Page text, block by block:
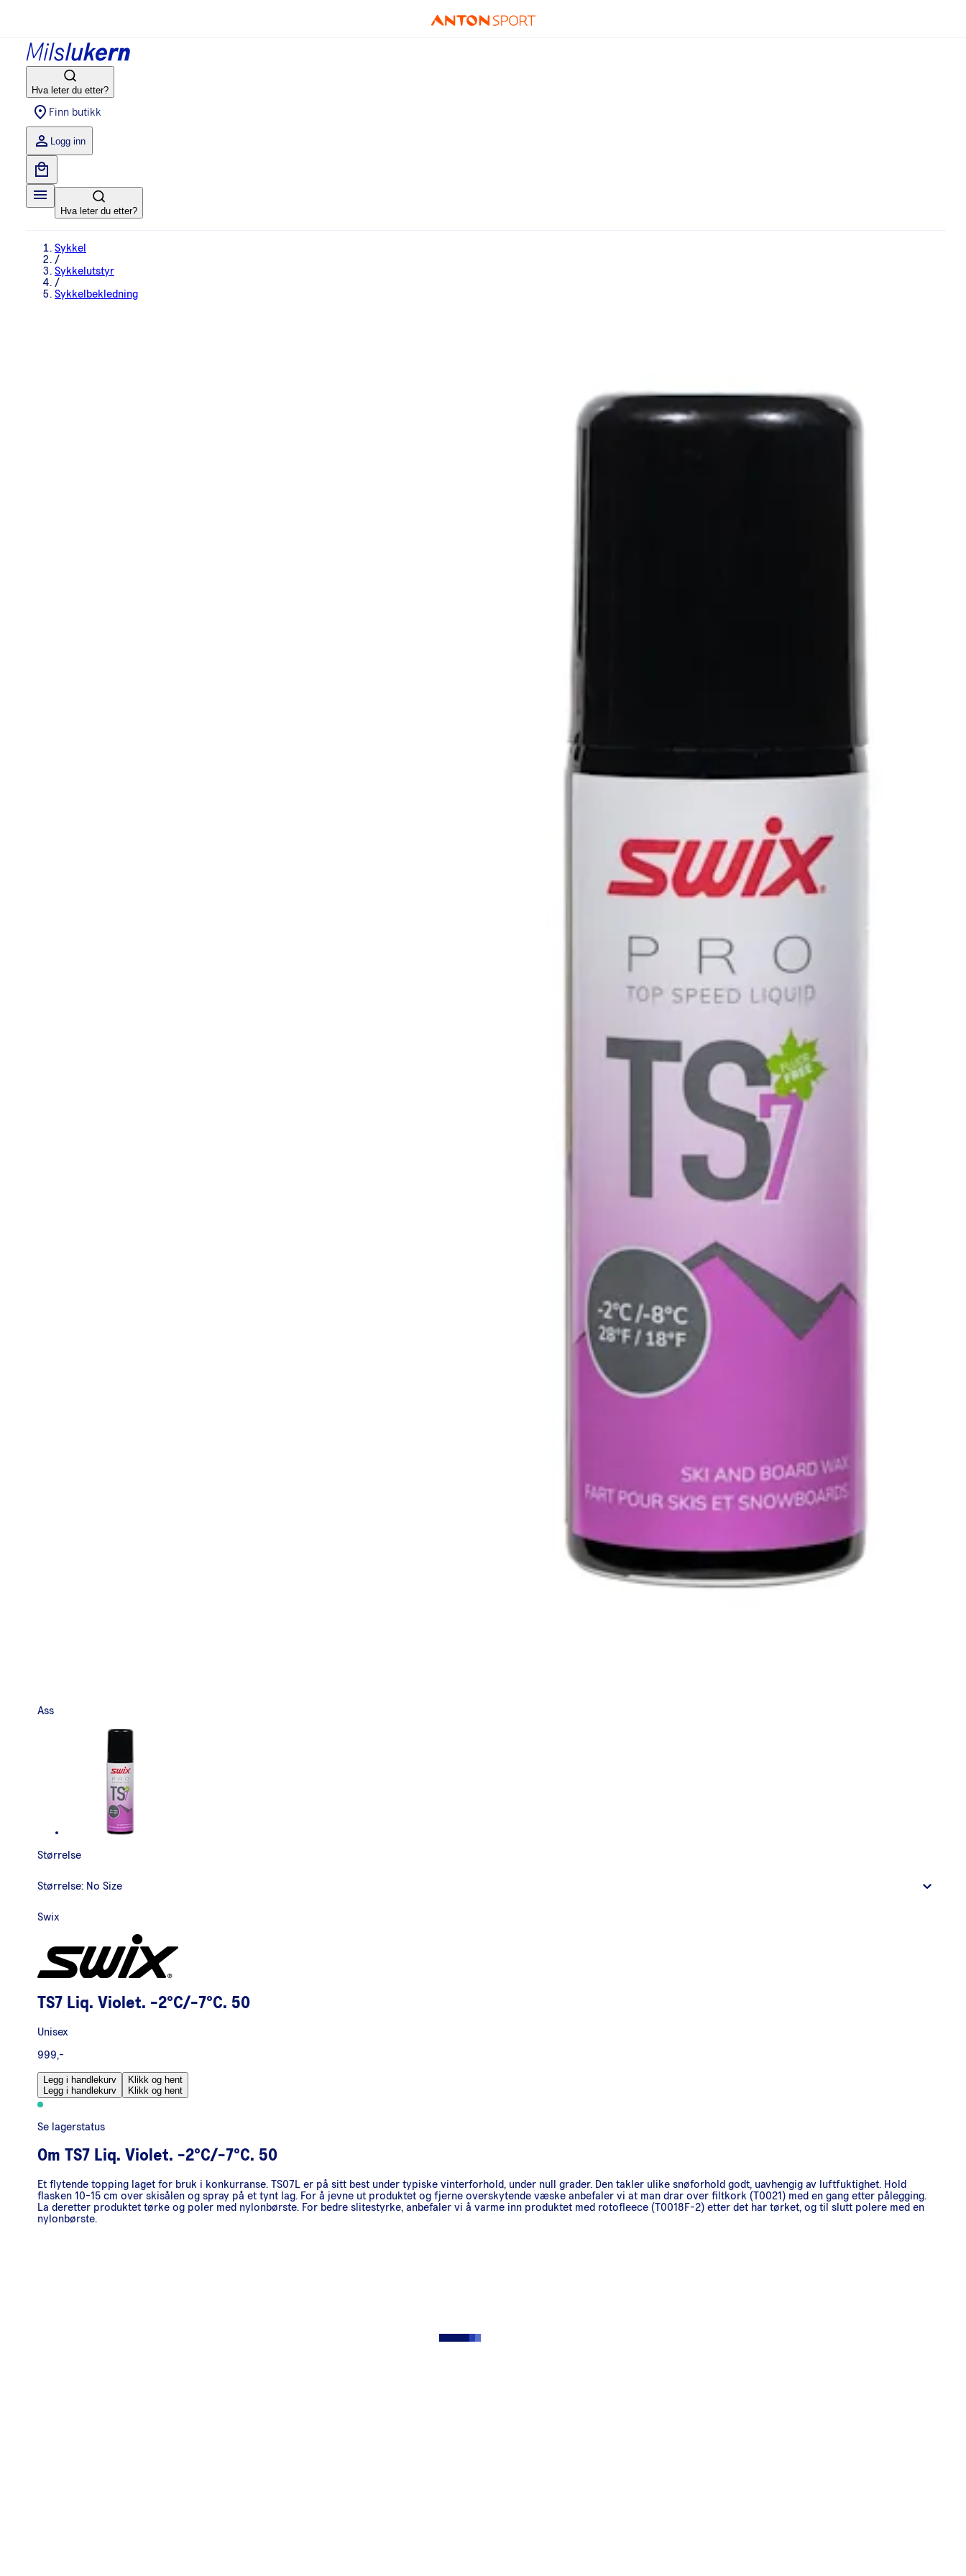
Hva leter du etter?
Finn butikk
Logg inn
Hva leter du etter?
Sykkel
/
Sykkelutstyr
/
Sykkelbekledning
Ass
Størrelse
Størrelse: No Size
Swix
TS7 Liq. Violet. -2°C/-7°C. 50
Unisex
999,-
Legg i handlekurv
Legg i handlekurv
Klikk og hent
Klikk og hent
Se lagerstatus
Om TS7 Liq. Violet. -2°C/-7°C. 50
Et flytende topping laget for bruk i konkurranse. TS07L er på sitt best under typiske vinterforhold, under null grader. Den takler ulike snøforhold godt, uavhengig av luftfuktighet. Hold
flasken 10-15 cm over skisålen og spray på et tynt lag. For å jevne ut produktet og fjerne overskytende væske anbefaler vi at man drar over filtkork (T0021) med en gang etter pålegging.
La deretter produktet tørke og poler med nylonbørste. For bedre slitestyrke, anbefaler vi å varme inn produktet med rotofleece (T0018F-2) etter det har tørket, og til slutt polere med en
nylonbørste.